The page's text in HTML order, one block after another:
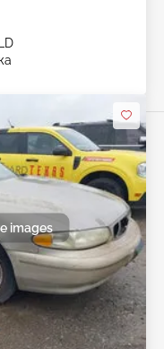
images